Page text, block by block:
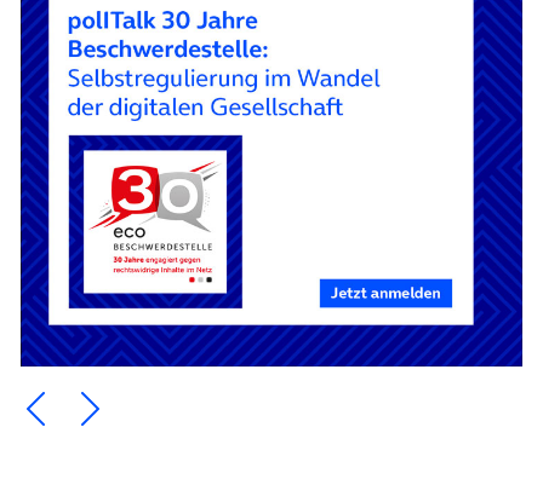
Ein Element zurück blättern
Ein Element weiter blättern